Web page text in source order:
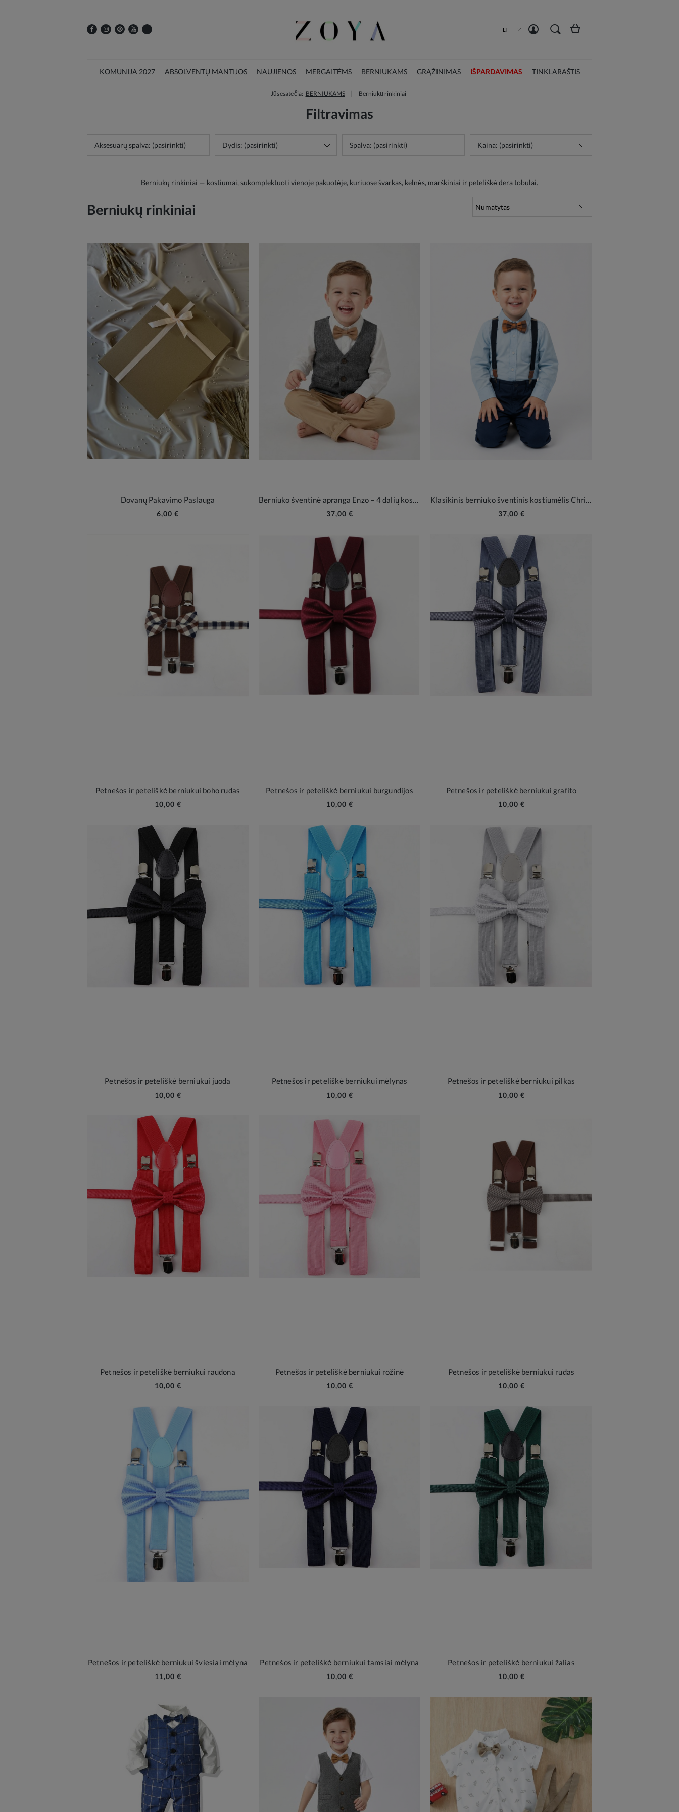
LT
KOMUNIJA 2027 ABSOLVENTŲ MANTIJOS NAUJIENOS MERGAITĖMS BERNIUKAMS GRĄŽINIMAS IŠPARDAVIMAS TINKLARAŠTIS
Jūs esate čia: BERNIUKAMS Berniukų rinkiniai
Filtravimas
Aksesuarų spalva: (pasirinkti) Dydis: (pasirinkti) Spalva: (pasirinkti) Kaina: (pasirinkti)
Berniukų rinkiniai — kostiumai, sukomplektuoti vienoje pakuotėje, kuriuose švarkas, kelnės, marškiniai ir peteliškė dera tobulai.
Berniukų rinkiniai
Dovanų Pakavimo Paslauga
6,00 €
Berniuko šventinė apranga Enzo – 4 dalių kostiumėlis vaikams
37,00 €
Klasikinis berniuko šventinis kostiumėlis Christian
37,00 €
Petnešos ir peteliškė berniukui boho rudas
10,00 €
Petnešos ir peteliškė berniukui burgundijos
10,00 €
Petnešos ir peteliškė berniukui grafito
10,00 €
Petnešos ir peteliškė berniukui juoda
10,00 €
Petnešos ir peteliškė berniukui mėlynas
10,00 €
Petnešos ir peteliškė berniukui pilkas
10,00 €
Petnešos ir peteliškė berniukui raudona
10,00 €
Petnešos ir peteliškė berniukui rožinė
10,00 €
Petnešos ir peteliškė berniukui rudas
10,00 €
Petnešos ir peteliškė berniukui šviesiai mėlyna
11,00 €
Petnešos ir peteliškė berniukui tamsiai mėlyna
10,00 €
Petnešos ir peteliškė berniukui žalias
10,00 €